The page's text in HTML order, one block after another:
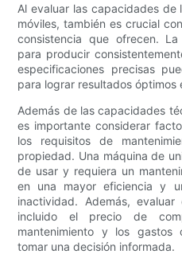
Al evaluar las capacidades de
móviles, también es crucial
consistencia que ofrecen.
para producir
especificaciones precisas
para lograr resultados óptimos
Además de las capacidades
es importante considerar
los requisitos de
propiedad. Una máquina de
de usar y requiera un
en una mayor eficiencia y
inactividad. Además,
incluido el precio de
mantenimiento y los gastos
tomar una decisión informada.